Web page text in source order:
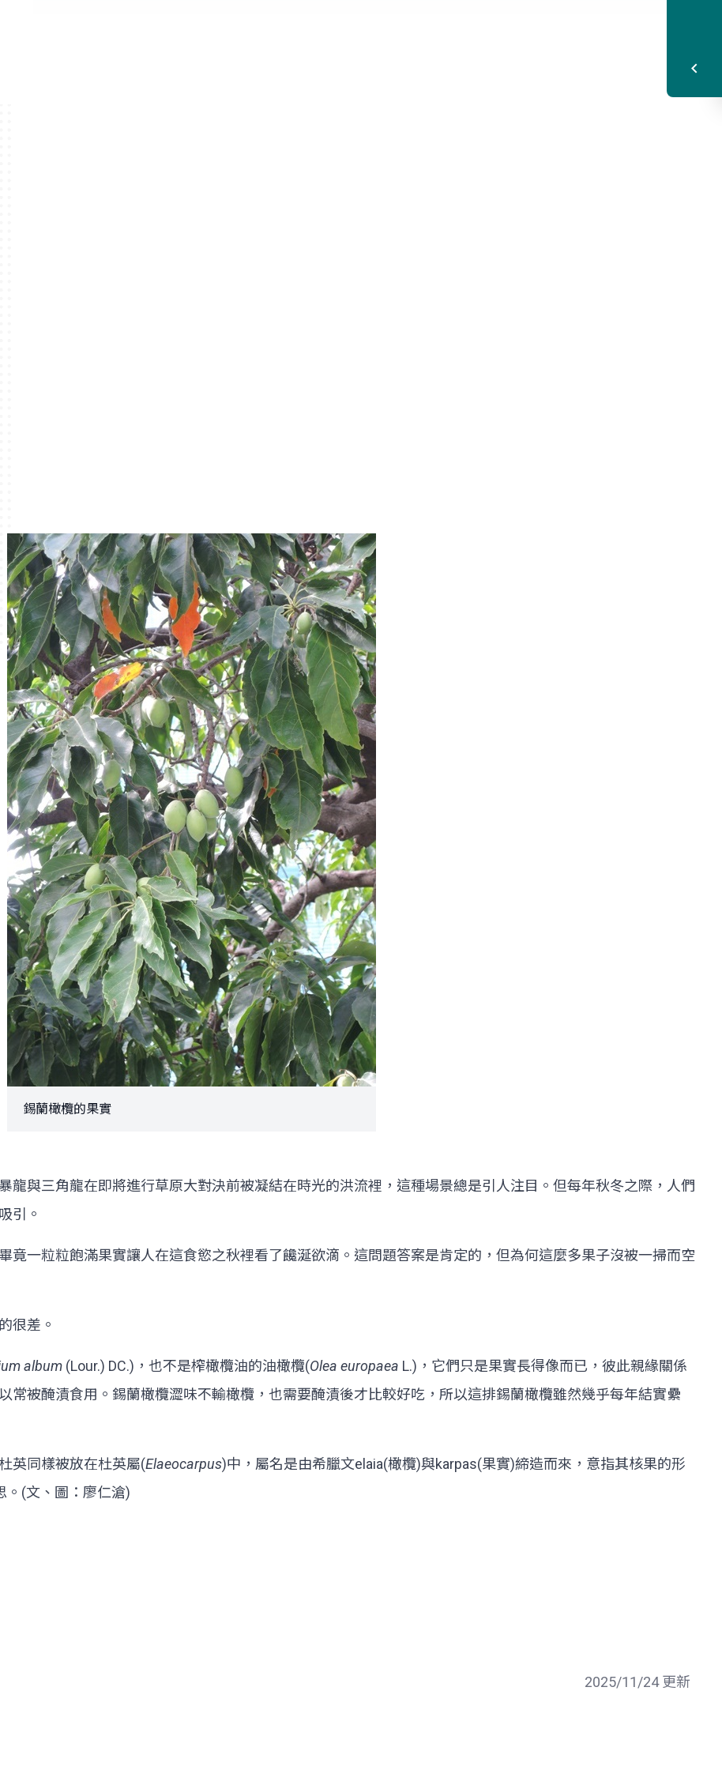
錫蘭橄欖的果實
龍與三角龍在即將進行草原大對決前被凝結在時光的洪流裡，這種場景總是引人注目。但每年秋冬之際，人們
引。
竟一粒粒飽滿果實讓人在這食慾之秋裡看了饞涎欲滴。這問題答案是肯定的，但為何這麼多果子沒被一掃而空
很差。
album (Lour.) DC.)，也不是榨橄欖油的油橄欖(Olea europaea L.)，它們只是果實長得像而已，彼此親緣關係
常被醃漬食用。錫蘭橄欖澀味不輸橄欖，也需要醃漬後才比較好吃，所以這排錫蘭橄欖雖然幾乎每年結實纍
英同樣被放在杜英屬(Elaeocarpus)中，屬名是由希臘文elaia(橄欖)與karpas(果實)締造而來，意指其核果的形
。(文、圖：廖仁滄)
2025/11/24 更新